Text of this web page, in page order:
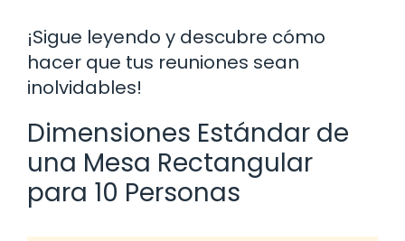
¡Sigue leyendo y descubre cómo
hacer que tus reuniones sean
inolvidables!
Dimensiones Estándar de
una Mesa Rectangular
para 10 Personas